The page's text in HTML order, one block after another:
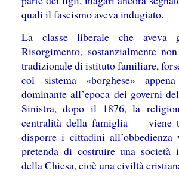
quali il fascismo aveva indugiato.
La classe liberale che aveva
Risorgimento, sostanzialmente
tradizionale di istituto familiare,
col sistema «borghese»
dominante all’epoca dei governi
Sinistra, dopo il 1876, la
centralità della famiglia — viene
disporre i cittadini all’obbedienza
pretenda di costruire una società
della Chiesa, cioè una civiltà